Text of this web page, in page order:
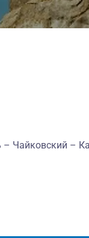
Чайковский –